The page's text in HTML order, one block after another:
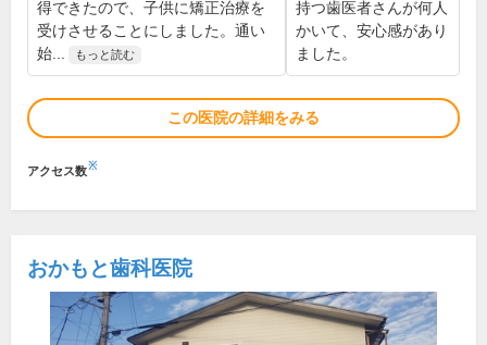
得できたので、子供に矯正治療を
受けさせることにしました。通い
始...
もっと読む
持つ歯医者さんが何人
かいて、安心感があり
ました。
この医院の詳細をみる
アクセス数※
おかもと歯科医院